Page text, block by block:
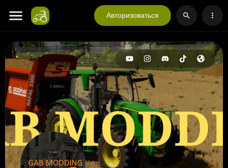
Авторизоваться